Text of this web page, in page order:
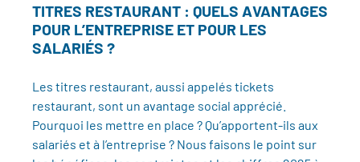
TITRES RESTAURANT : QUELS AVANTAGES
POUR L’ENTREPRISE ET POUR LES
SALARIÉS ?
Les titres restaurant, aussi appelés tickets
restaurant, sont un avantage social apprécié.
Pourquoi les mettre en place ? Qu’apportent-ils aux
salariés et à l’entreprise ? Nous faisons le point sur